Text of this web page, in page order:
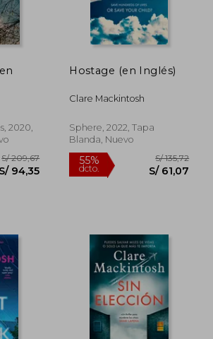
55%
dcto.
2020,
Hostage (en Inglés)
Clare Mackintosh
Sphere, 2022, Tapa
Blanda, Nuevo